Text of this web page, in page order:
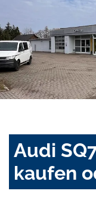
Audi
kaufen